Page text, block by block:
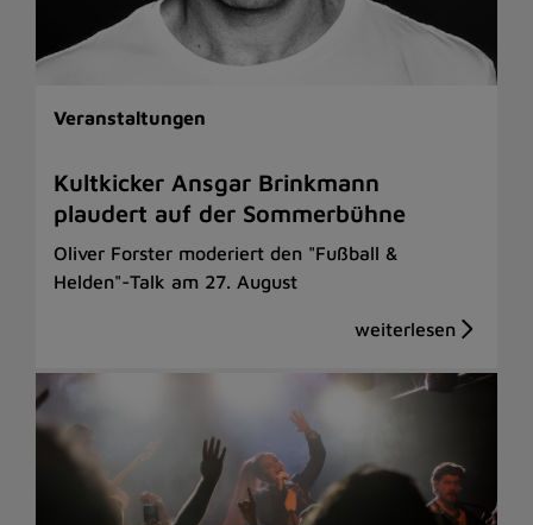
Veranstaltungen
Kultkicker Ansgar Brinkmann
plaudert auf der Sommerbühne
Oliver Forster moderiert den "Fußball &
Helden"-Talk am 27. August